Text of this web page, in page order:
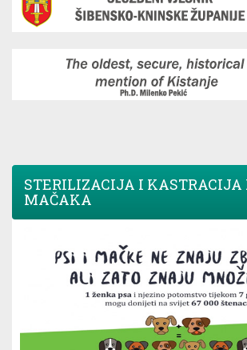
STERILIZACIJA I KASTRACIJA
MAČAKA